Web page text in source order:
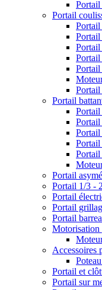
Portail
Portail
Portail
Portail
Portail
Portail
Portail
Portail
Portail
Portail
Portail
Portail
Portail
Portail 1/3 -
Portail
Portail
Portail
Motorisation
Accessoires
Portail et
Portail sur